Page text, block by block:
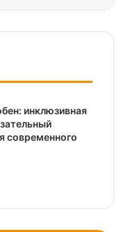
инклюзивная
современного